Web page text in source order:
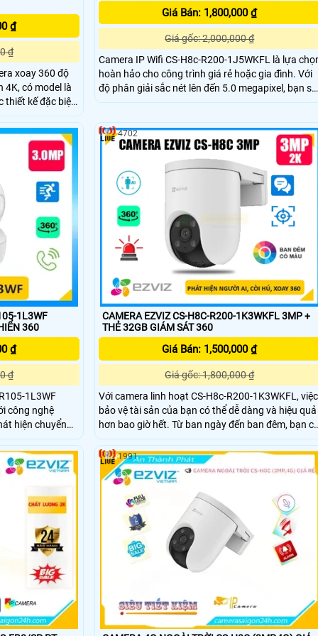
₫
₫
xoay 360 độ
4K, có model là
ánh sáng cực
Giá Bán: 1,800,000 ₫
Giá gốc: 2,000,000 ₫
Camera IP Wifi CS-H8c-R200-1J5WKFL là lựa
hoàn hảo cho công trình giá rẻ hoặc gia đình. Với
độ phân giải sắc nét lên đến 5.0 megapixel, bạn sẽ
có cơ hội quan sát mọi chi tiết một cách rõ ràng.
đêm như ban ngày trong khoảng cách 20m, tiết
kiệm và thuận tiện hơn
1L3WF
ĐIỀU KHIỂN 360
₫
₫
1L3WF
công nghệ
hiện chuyển
xem ban đêm
nhớ. Chip
với chất lượng
CAMERA EZVIZ CS-H8C-R200-1K3WKFL 3MP +
THẺ 32GB GIÁM SÁT 360
Giá Bán: 1,500,000 ₫
Giá gốc: 1,800,000 ₫
Với camera linh hoạt CS-H8c-R200-1K3WKFL, việc
bảo vệ tài sản của bạn có thể dễ dàng và hiệu quả
hơn bao giờ hết. Từ ban ngày đến ban đêm, bạn có
thể tận hưởng góc nhìn rõ ràng và toàn diện của
không gian ngoại vi của mình - cho dù đó là nhà
của bạn hay doanh nghiệp của bạn - với hình ảnh
2K và phạm vi 360°
4702
1991